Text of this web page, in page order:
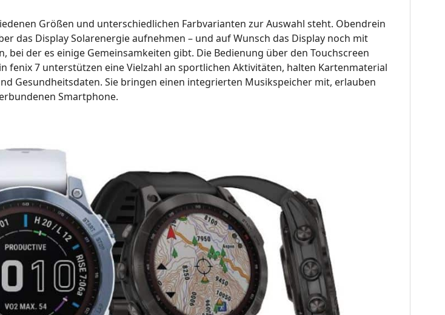
Größen und unterschiedlichen Farbvarianten zur Auswahl steht. Obendrein
das Display Solarenergie aufnehmen – und auf Wunsch das Display noch mit
der es einige Gemeinsamkeiten gibt. Die Bedienung über den Touchscreen
fenix 7 unterstützen eine Vielzahl an sportlichen Aktivitäten, halten Kartenmaterial
Gesundheitsdaten. Sie bringen einen integrierten Musikspeicher mit, erlauben
Smartphone.